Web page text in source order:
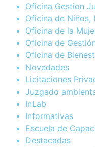
Oficina Gestion
Oficina de Niños,
Oficina de la
Oficina de
Oficina de
Novedades
Licitaciones
Juzgado
InLab
Informativas
Escuela de
Destacadas